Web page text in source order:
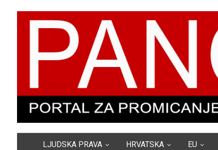
LJUDSKA PRAVA HRVATSKA EU